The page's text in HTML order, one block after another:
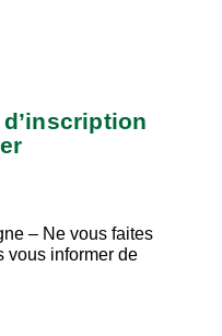
– Ne vous faites
vous informer de